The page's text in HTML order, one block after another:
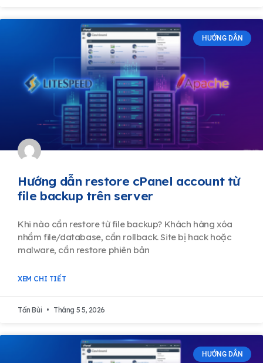
HƯỚNG DẪN
Hướng dẫn restore cPanel account từ
file backup trên server
Khi nào cần restore từ file backup? Khách hàng xóa
nhầm file/database, cần rollback. Site bị hack hoặc
malware, cần restore phiên bản
XEM CHI TIẾT
Tấn Bùi Tháng 5 5, 2026
HƯỚNG DẪN